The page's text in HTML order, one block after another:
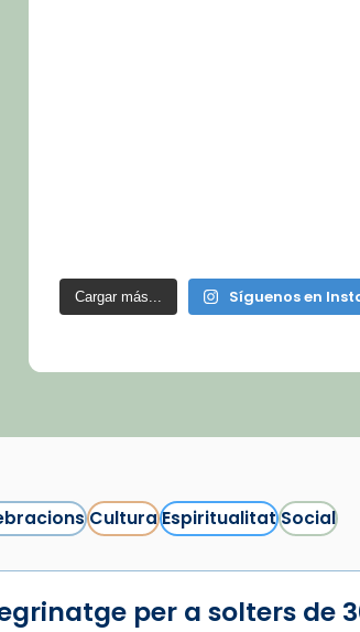
Cargar más... Síguenos en
CulturaEspiritualitatSocial
per a solters de